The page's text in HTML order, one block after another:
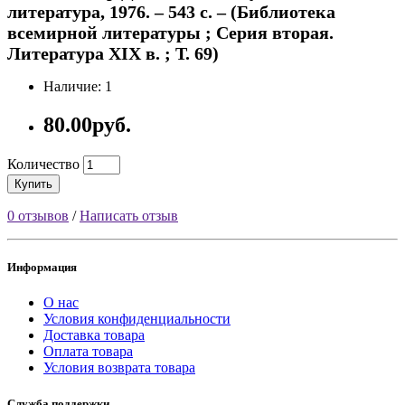
литература, 1976. – 543 с. – (Библиотека
всемирной литературы ; Серия вторая.
Литература XIX в. ; Т. 69)
Наличие: 1
80.00руб.
Количество
Купить
0 отзывов /Написать отзыв
Информация
О нас
Условия конфиденциальности
Доставка товара
Оплата товара
Условия возврата товара